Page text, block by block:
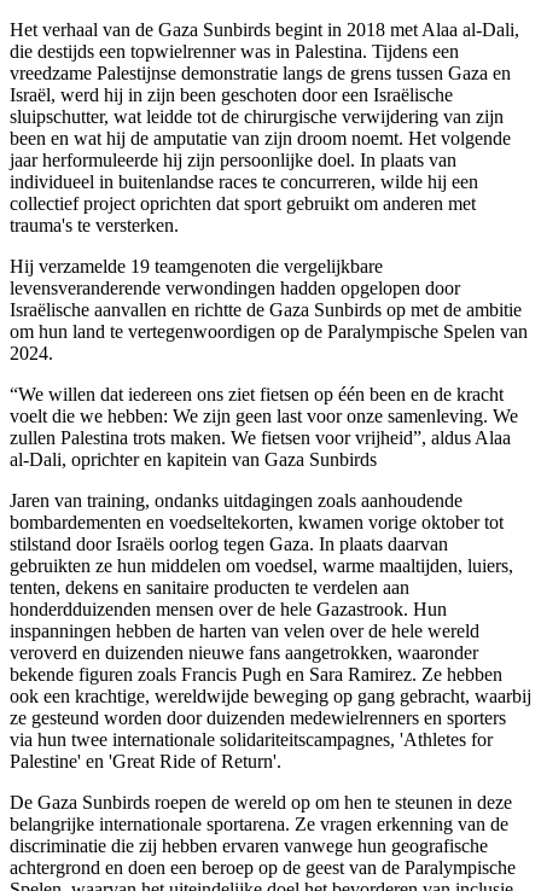
Het verhaal van de Gaza Sunbirds begint in 2018 met Alaa al-Dali,
die destijds een topwielrenner was in Palestina. Tijdens een
vreedzame Palestijnse demonstratie langs de grens tussen Gaza en
Israël, werd hij in zijn been geschoten door een Israëlische
sluipschutter, wat leidde tot de chirurgische verwijdering van zijn
been en wat hij de amputatie van zijn droom noemt. Het volgende
jaar herformuleerde hij zijn persoonlijke doel. In plaats van
individueel in buitenlandse races te concurreren, wilde hij een
collectief project oprichten dat sport gebruikt om anderen met
trauma's te versterken.
Hij verzamelde 19 teamgenoten die vergelijkbare
levensveranderende verwondingen hadden opgelopen door
Israëlische aanvallen en richtte de Gaza Sunbirds op met de ambitie
om hun land te vertegenwoordigen op de Paralympische Spelen van
2024.
“We willen dat iedereen ons ziet fietsen op één been en de kracht
voelt die we hebben: We zijn geen last voor onze samenleving. We
zullen Palestina trots maken. We fietsen voor vrijheid”, aldus Alaa
al-Dali, oprichter en kapitein van Gaza Sunbirds
Jaren van training, ondanks uitdagingen zoals aanhoudende
bombardementen en voedseltekorten, kwamen vorige oktober tot
stilstand door Israëls oorlog tegen Gaza. In plaats daarvan
gebruikten ze hun middelen om voedsel, warme maaltijden, luiers,
tenten, dekens en sanitaire producten te verdelen aan
honderdduizenden mensen over de hele Gazastrook. Hun
inspanningen hebben de harten van velen over de hele wereld
veroverd en duizenden nieuwe fans aangetrokken, waaronder
bekende figuren zoals Francis Pugh en Sara Ramirez. Ze hebben
ook een krachtige, wereldwijde beweging op gang gebracht, waarbij
ze gesteund worden door duizenden medewielrenners en sporters
via hun twee internationale solidariteitscampagnes, 'Athletes for
Palestine' en 'Great Ride of Return'.
De Gaza Sunbirds roepen de wereld op om hen te steunen in deze
belangrijke internationale sportarena. Ze vragen erkenning van de
discriminatie die zij hebben ervaren vanwege hun geografische
achtergrond en doen een beroep op de geest van de Paralympische